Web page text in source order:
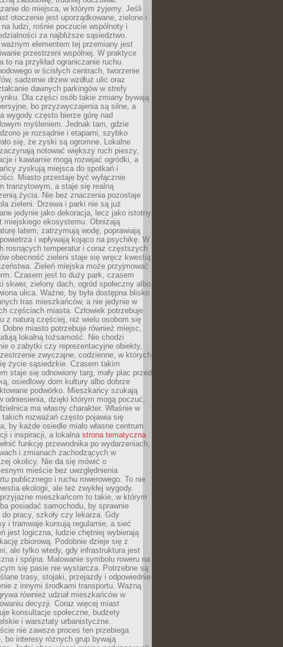
do miejsca, w którym żyjemy. Jeśli
otoczenie jest uporządkowane, zielone i
na ludzi, rośnie poczucie wspólnoty i
za najbliższe sąsiedztwo.
ważnym elementem tej przemiany jest
przestrzeni wspólnej. W praktyce
to na przykład ograniczanie ruchu
w ścisłych centrach, tworzenie
sadzenie drzew wzdłuż ulic oraz
dawnych parkingów w strefy
Dla części osób takie zmiany bywają
bo przyzwyczajenia są silne, a
wygody często bierze górę nad
myśleniem. Jednak tam, gdzie
je rozsądnie i etapami, szybko
się, że zyski są ogromne. Lokalne
notować większy ruch pieszy,
i kawiarnie mogą rozwijać ogródki, a
zyskują miejsca do spotkań i
Miasto przestaje być wyłącznie
tranzytowym, a staje się realną
życia. Nie bez znaczenia pozostaje
zieleni. Drzewa i parki nie są już
jedynie jako dekoracja, lecz jako istotny
miejskiego ekosystemu. Obniżają
latem, zatrzymują wodę, poprawiają
i wpływają kojąco na psychikę. W
rosnących temperatur i coraz częstszych
obecność zieleni staje się wręcz kwestią
Zieleń miejska może przyjmować
Czasem jest to duży park, czasem
skwer, zielony dach, ogród społeczny albo
ulica. Ważne, by była dostępna blisko
tras mieszkańców, a nie jedynie w
częściach miasta. Człowiek potrzebuje
z naturą częściej, niż wielu osobom się
Dobre miasto potrzebuje również miejsc,
lokalną tożsamość. Nie chodzi
o zabytki czy reprezentacyjne obiekty,
zwyczajne, codzienne, w których
życie sąsiedzkie. Czasem takim
staje się odnowiony targ, mały plac przed
osiedlowy dom kultury albo dobrze
podwórko. Mieszkańcy szukają
odniesienia, dzięki którym mogą poczuć,
ma własny charakter. Właśnie w
takich rozważań często pojawia się
by każde osiedle miało własne centrum
i inspiracji, a lokalna strona tematyczna
funkcję przewodnika po wydarzeniach,
i zmianach zachodzących w
okolicy. Nie da się mówić o
mieście bez uwzględnienia
publicznego i ruchu rowerowego. To nie
ekologii, ale też zwykłej wygody.
mieszkańcom to takie, w którym
posiadać samochodu, by sprawnie
do pracy, szkoły czy lekarza. Gdy
i tramwaje kursują regularnie, a sieć
jest logiczna, ludzie chętniej wybierają
zbiorową. Podobnie dzieje się z
ale tylko wtedy, gdy infrastruktura jest
i spójna. Malowanie symbolu roweru na
się pasie nie wystarcza. Potrzebne są
trasy, stojaki, przejazdy i odpowiednie
z innymi środkami transportu. Ważną
również udział mieszkańców w
decyzji. Coraz więcej miast
konsultacje społeczne, budżety
i warsztaty urbanistyczne.
nie zawsze proces ten przebiega
bo interesy różnych grup bywają